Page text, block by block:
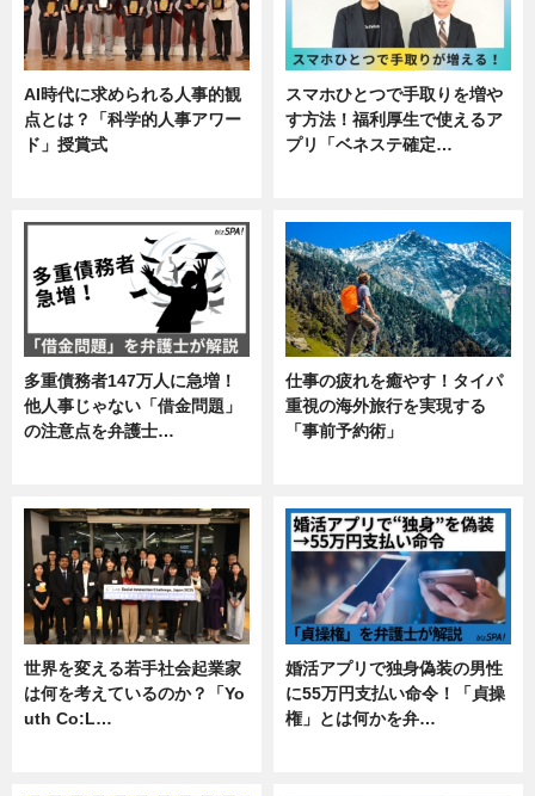
AI時代に求められる人事的観
点とは？「科学的人事アワー
ド」授賞式
スマホひとつで手取りを増や
す方法！福利厚生で使えるア
プリ「ベネステ確定…
多重債務者147万人に急増！
他人事じゃない「借金問題」
の注意点を弁護士…
仕事の疲れを癒やす！タイパ
重視の海外旅行を実現する
「事前予約術」
世界を変える若手社会起業家
は何を考えているのか？「Yo
uth Co:L…
婚活アプリで独身偽装の男性
に55万円支払い命令！「貞操
権」とは何かを弁…